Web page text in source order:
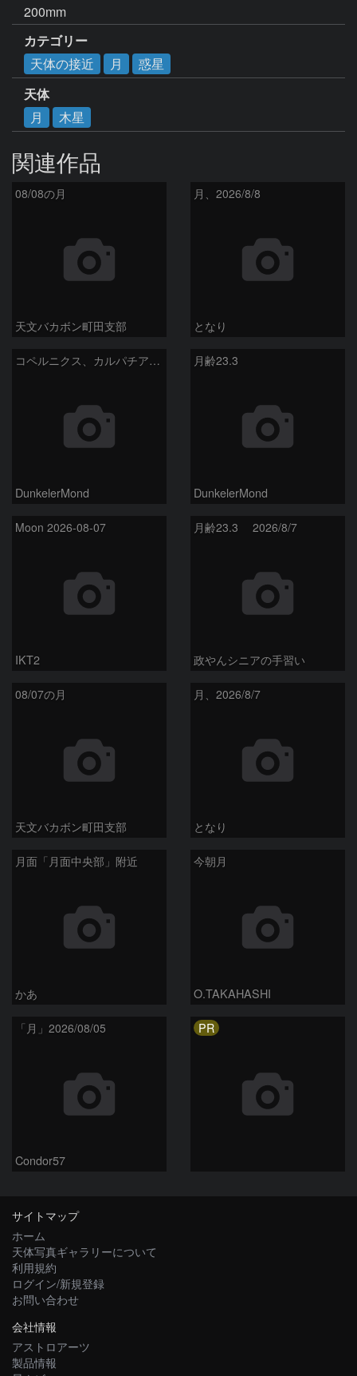
200mm
カテゴリー
天体の接近
月
惑星
天体
月
木星
関連作品
08/08の月
天文バカボン町田支部
月、2026/8/8
となり
コペルニクス、カルパチア山脈付近
DunkelerMond
月齢23.3
DunkelerMond
Moon 2026-08-07
IKT2
月齢23.3 2026/8/7
政やんシニアの手習い
08/07の月
天文バカボン町田支部
月、2026/8/7
となり
月面「月面中央部」附近
かあ
今朝月
O.TAKAHASHI
「月」2026/08/05
Condor57
PR
サイトマップ
ホーム
天体写真ギャラリーについて
利用規約
ログイン/新規登録
お問い合わせ
会社情報
アストロアーツ
製品情報